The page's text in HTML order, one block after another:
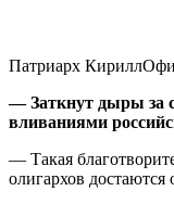
Патриарх
— Заткнут дыры за
вливаниями
— Такая
олигархов достаются